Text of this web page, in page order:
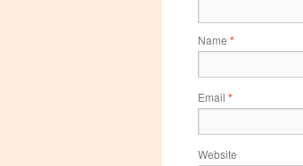
Name *
Email *
Website